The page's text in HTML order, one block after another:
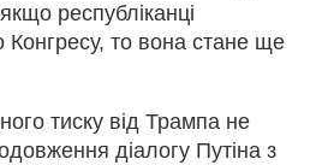
республіканці
то вона стане ще
тиску від Трампа не
діалогу Путіна з